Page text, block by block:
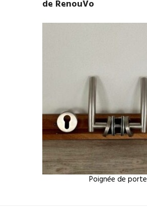
de RenouVo
Poignée de porte